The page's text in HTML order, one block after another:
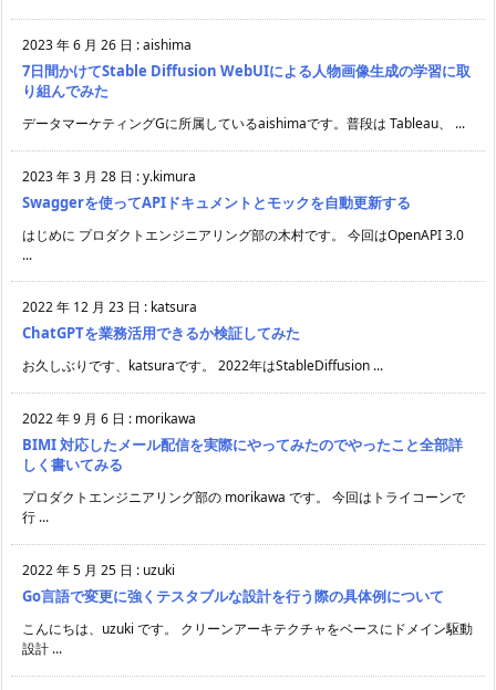
2023 年 6 月 26 日 :aishima
7日間かけてStable Diffusion WebUIによる人物画像生成の学習に取
り組んでみた
データマーケティングGに所属しているaishimaです。普段は Tableau、 ...
2023 年 3 月 28 日 :y.kimura
Swaggerを使ってAPIドキュメントとモックを自動更新する
はじめに プロダクトエンジニアリング部の木村です。 今回はOpenAPI 3.0
...
2022 年 12 月 23 日 : katsura
ChatGPTを業務活用できるか検証してみた
お久しぶりです、katsuraです。 2022年はStableDiffusion ...
2022 年 9 月 6 日 : morikawa
BIMI 対応したメール配信を実際にやってみたのでやったこと全部詳
しく書いてみる
プロダクトエンジニアリング部の morikawa です。 今回はトライコーンで
行 ...
2022 年 5 月 25 日 : uzuki
Go言語で変更に強くテスタブルな設計を行う際の具体例について
こんにちは、uzuki です。 クリーンアーキテクチャをベースにドメイン駆動
設計 ...